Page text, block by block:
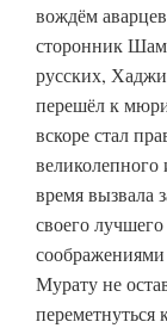
вождём
сторонник
русских,
перешёл к
вскоре стал
великолепного
время вызвала
своего
Мурату не
переметнуться